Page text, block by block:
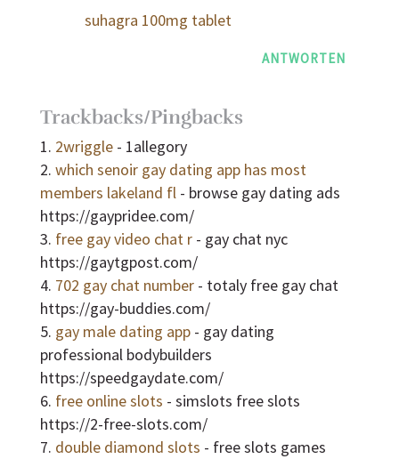
suhagra 100mg tablet
ANTWORTEN
Trackbacks/Pingbacks
2wriggle- 1allegory
which senoir gay dating app has most
members lakeland fl- browse gay dating ads
https://gaypridee.com/
free gay video chat r- gay chat nyc
https://gaytgpost.com/
702 gay chat number- totaly free gay chat
https://gay-buddies.com/
gay male dating app- gay dating
professional bodybuilders
https://speedgaydate.com/
free online slots - simslots free slots
https://2-free-slots.com/
double diamond slots - free slots games